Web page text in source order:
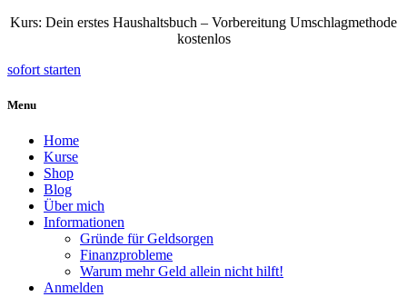
frugalista • Umschlagmethode für Frauen
Umschlagmethode • Kurse • Vorlagen • Tipps
Kurs: Dein erstes Haushaltsbuch – Vorbereitung Umschlagmethode
kostenlos
sofort starten
Menu
Home
Kurse
Shop
Blog
Über mich
Informationen
Gründe für Geldsorgen
Finanzprobleme
Warum mehr Geld allein nicht hilft!
Anmelden